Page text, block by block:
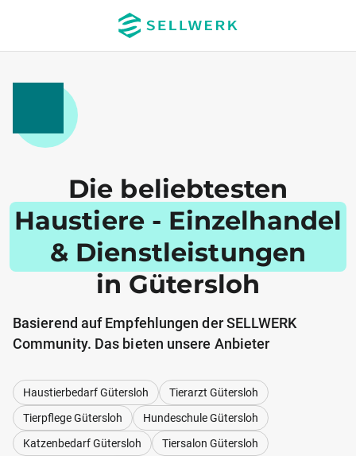
Die beliebtesten
Haustiere - Einzelhandel
& Dienstleistungen
in Gütersloh
Basierend auf Empfehlungen der SELLWERK
Community. Das bieten unsere Anbieter
Haustierbedarf Gütersloh
Tierarzt Gütersloh
Tierpflege Gütersloh
Hundeschule Gütersloh
Katzenbedarf Gütersloh
Tiersalon Gütersloh